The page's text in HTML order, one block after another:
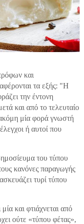
και
τα εξής: "Η
την έντονη
και από το τελευταίο
μία φορά γνωστή
ή αυτοί που
του τύπου
κανόνες παραγωγής
τυρί τύπου
και φτιάχνεται από
ούτε «τύπου φέτας»,